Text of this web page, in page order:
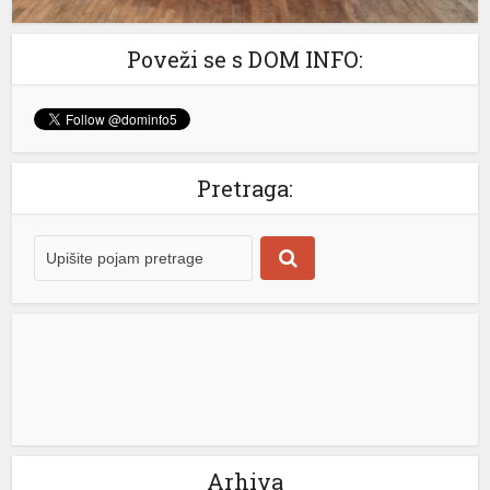
Poveži se s DOM INFO:
Pretraga:
Arhiva